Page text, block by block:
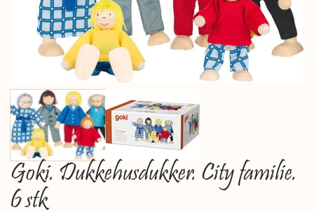
Goki. Dukkehusdukker. City familie.
6 stk